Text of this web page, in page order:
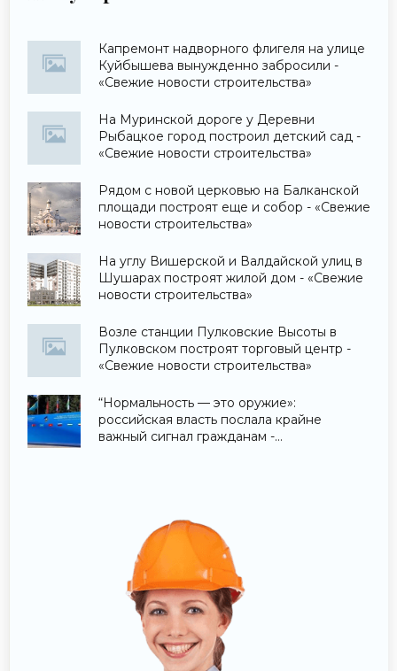
Капремонт надворного флигеля на улице
Куйбышева вынужденно забросили -
«Свежие новости строительства»
На Муринской дороге у Деревни
Рыбацкое город построил детский сад -
«Свежие новости строительства»
Рядом с новой церковью на Балканской
площади построят еще и собор - «Свежие
новости строительства»
На углу Вишерской и Валдайской улиц в
Шушарах построят жилой дом - «Свежие
новости строительства»
Возле станции Пулковские Высоты в
Пулковском построят торговый центр -
«Свежие новости строительства»
“Нормальность — это оружие»:
российская власть послала крайне
важный сигнал гражданам -